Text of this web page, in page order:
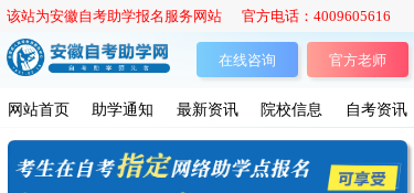
官方老师
网站首页 助学通知 最新资讯 院校信息 自考资讯
该站为安徽自考助学报名服务网站 官方电话：4009605616
在线咨询